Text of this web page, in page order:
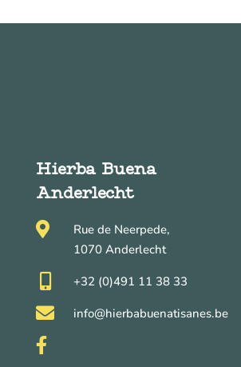
Hierba Buena
Anderlecht

Rue de Neerpede,
1070 Anderlecht
+32 (0)491 11 38 33
 info@hierbabuenatisanes.be
